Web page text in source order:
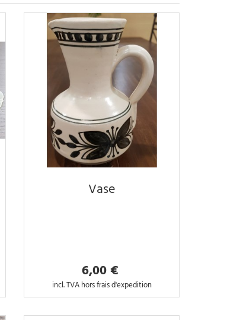
Vase
6,00 €
incl. TVA hors frais d'expedition